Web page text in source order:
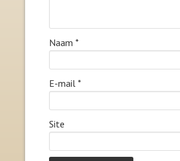
Naam *
E-mail *
Site